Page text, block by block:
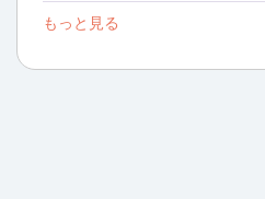
もっと見る